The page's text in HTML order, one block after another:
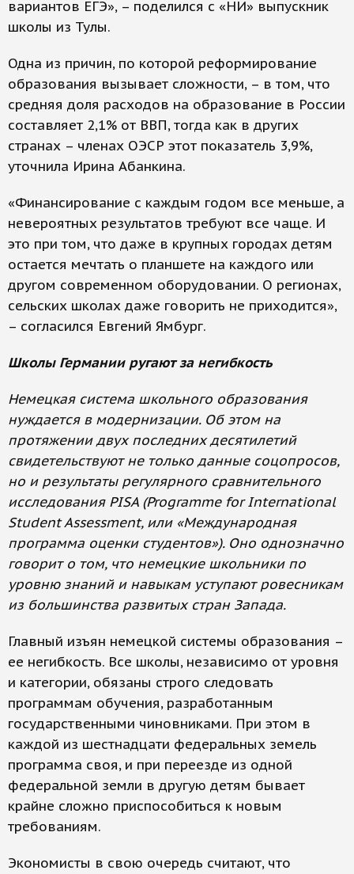
вариантов ЕГЭ», – поделился с «НИ» выпускник
школы из Тулы.
Одна из причин, по которой реформирование
образования вызывает сложности, – в том, что
средняя доля расходов на образование в России
составляет 2,1% от ВВП, тогда как в других
странах – членах ОЭСР этот показатель 3,9%,
уточнила Ирина Абанкина.
«Финансирование с каждым годом все меньше, а
невероятных результатов требуют все чаще. И
это при том, что даже в крупных городах детям
остается мечтать о планшете на каждого или
другом современном оборудовании. О регионах,
сельских школах даже говорить не приходится»,
– согласился Евгений Ямбург.
Школы Германии ругают за негибкость
Немецкая система школьного образования
нуждается в модернизации. Об этом на
протяжении двух последних десятилетий
свидетельствуют не только данные соцопросов,
но и результаты регулярного сравнительного
исследования PISA (Programme for International
Student Assessment, или «Международная
программа оценки студентов»). Оно однозначно
говорит о том, что немецкие школьники по
уровню знаний и навыкам уступают ровесникам
из большинства развитых стран Запада.
Главный изъян немецкой системы образования –
ее негибкость. Все школы, независимо от уровня
и категории, обязаны строго следовать
программам обучения, разработанным
государственными чиновниками. При этом в
каждой из шестнадцати федеральных земель
программа своя, и при переезде из одной
федеральной земли в другую детям бывает
крайне сложно приспособиться к новым
требованиям.
Экономисты в свою очередь считают, что